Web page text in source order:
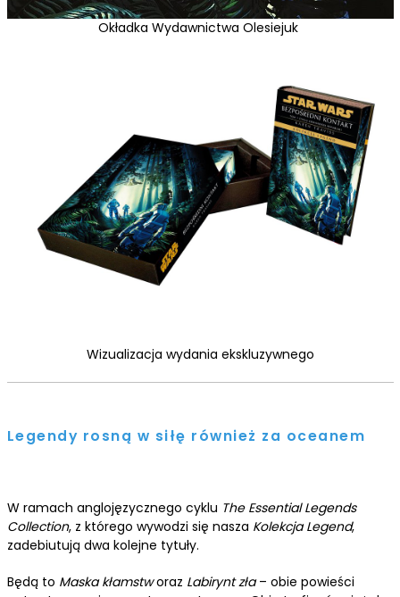
Okładka Wydawnictwa Olesiejuk
Wizualizacja wydania ekskluzywnego
Legendy rosną w siłę również za oceanem
W ramach anglojęzycznego cyklu The Essential Legends
Collection, z którego wywodzi się nasza Kolekcja Legend,
zadebiutują dwa kolejne tytuły.
Będą to Maska kłamstworaz Labirynt zła– obie powieści